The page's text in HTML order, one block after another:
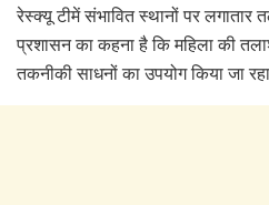
रेस्क्यू टीमें संभावित स्थानों पर लगातार
प्रशासन का कहना है कि महिला की
तकनीकी साधनों का उपयोग किया जा